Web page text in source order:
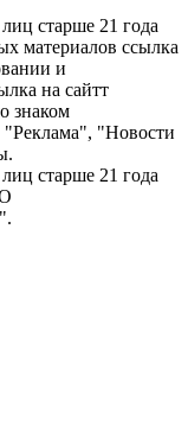
старше 21 года
материалов ссылка
и
на сайтт
знаком
"Новости
старше 21 года